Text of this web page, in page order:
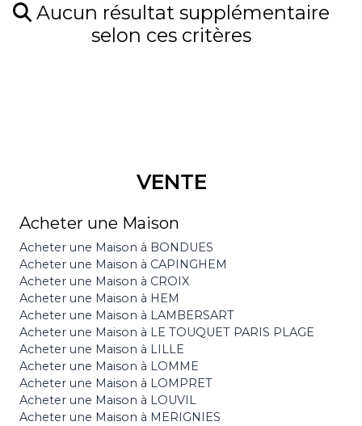
Aucun résultat supplémentaire
selon ces critères
VENTE
Acheter une Maison
Acheter une Maison à BONDUES
Acheter une Maison à CAPINGHEM
Acheter une Maison à CROIX
Acheter une Maison à HEM
Acheter une Maison à LAMBERSART
Acheter une Maison à LE TOUQUET PARIS PLAGE
Acheter une Maison à LILLE
Acheter une Maison à LOMME
Acheter une Maison à LOMPRET
Acheter une Maison à LOUVIL
Acheter une Maison à MERIGNIES